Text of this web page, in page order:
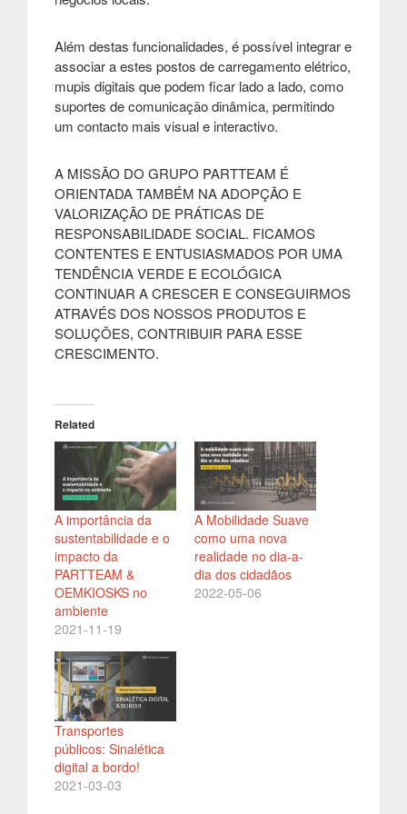
Além destas funcionalidades, é possível integrar e
associar a estes postos de carregamento elétrico,
mupis digitais que podem ficar lado a lado, como
suportes de comunicação dinâmica, permitindo
um contacto mais visual e interactivo.
A MISSÃO DO GRUPO PARTTEAM É
ORIENTADA TAMBÉM NA ADOPÇÃO E
VALORIZAÇÃO DE PRÁTICAS DE
RESPONSABILIDADE SOCIAL. FICAMOS
CONTENTES E ENTUSIASMADOS POR UMA
TENDÊNCIA VERDE E ECOLÓGICA
CONTINUAR A CRESCER E CONSEGUIRMOS
ATRAVÉS DOS NOSSOS PRODUTOS E
SOLUÇÕES, CONTRIBUIR PARA ESSE
CRESCIMENTO.
Related
A importância da
sustentabilidade e o
impacto da
PARTTEAM &
OEMKIOSKS no
ambiente
2021-11-19
A Mobilidade Suave
como uma nova
realidade no dia-a-
dia dos cidadãos
2022-05-06
Transportes
públicos: Sinalética
digital a bordo!
2021-03-03